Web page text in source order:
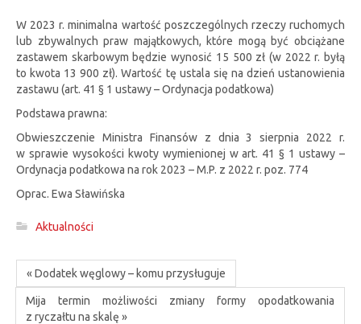
W 2023 r. minimalna wartość poszczególnych rzeczy ruchomych
lub zbywalnych praw majątkowych, które mogą być obciążane
zastawem skarbowym będzie wynosić 15 500 zł (w 2022 r. byłą
to kwota 13 900 zł). Wartość tę ustala się na dzień ustanowienia
zastawu (art. 41 § 1 ustawy – Ordynacja podatkowa)
Podstawa prawna:
Obwieszczenie Ministra Finansów z dnia 3 sierpnia 2022 r.
w sprawie wysokości kwoty wymienionej w art. 41 § 1 ustawy –
Ordynacja podatkowa na rok 2023 – M.P. z 2022 r. poz. 774
Oprac. Ewa Sławińska
Aktualności
« Dodatek węglowy – komu przysługuje
Mija termin możliwości zmiany formy opodatkowania
z ryczałtu na skalę »